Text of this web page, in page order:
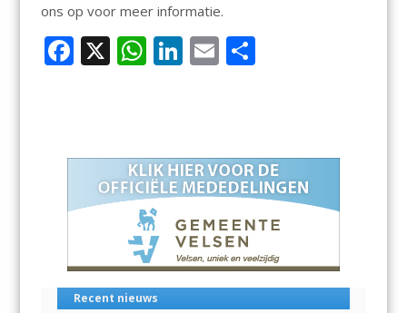
ons op voor meer informatie.
F
o
X W
A
p
p
Li
dI
n
E D
Recent nieuws